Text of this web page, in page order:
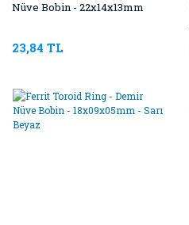
Nüve Bobin - 22x14x13mm
23,84 TL